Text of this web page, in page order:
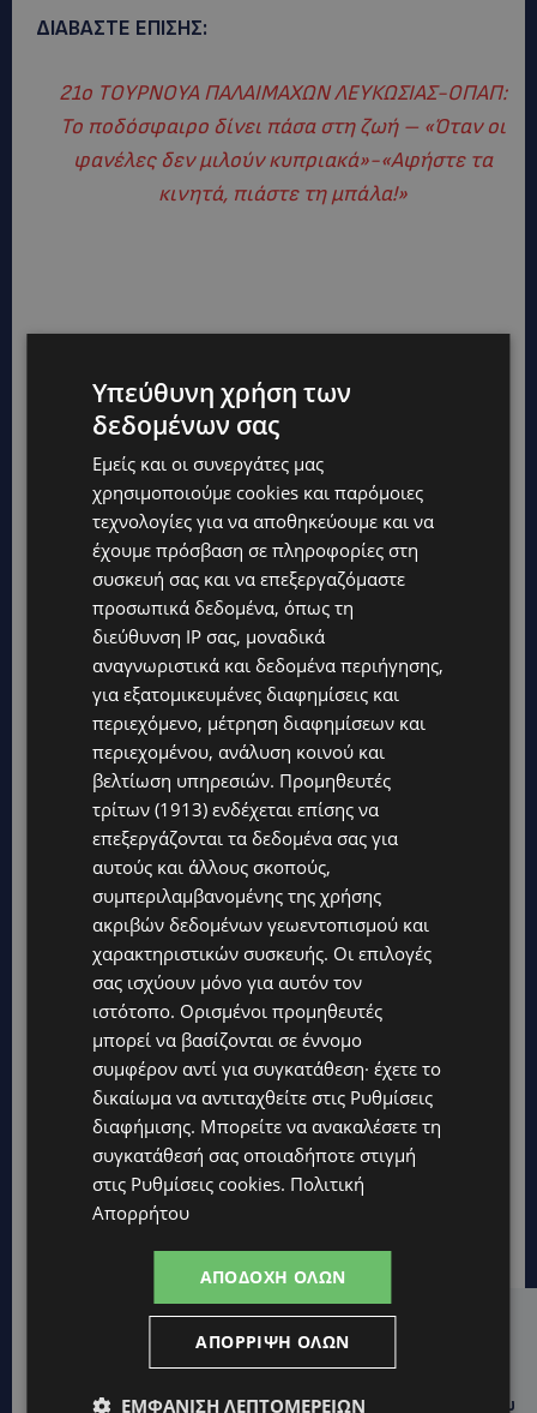
ΔΙΑΒΑΣΤΕ ΕΠΙΣΗΣ:
21ο ΤΟΥΡΝΟΥΑ ΠΑΛΑΙΜΑΧΩΝ ΛΕΥΚΩΣΙΑΣ-ΟΠΑΠ:
Το ποδόσφαιρο δίνει πάσα στη ζωή – «Όταν οι
φανέλες δεν μιλούν κυπριακά»-«Αφήστε τα
κινητά, πιάστε τη μπάλα!»
ΤΑΣΟΣ ΧΑΤΖΗΓΙΟΒΑΝΗΣ: Η συγκλονιστική ιστορία του
Υπεύθυνη χρήση των
δεδομένων σας
Εμείς και οι συνεργάτες μας
χρησιμοποιούμε cookies και παρόμοιες
τεχνολογίες για να αποθηκεύουμε και να
έχουμε πρόσβαση σε πληροφορίες στη
συσκευή σας και να επεξεργαζόμαστε
προσωπικά δεδομένα, όπως τη
διεύθυνση IP σας, μοναδικά
αναγνωριστικά και δεδομένα περιήγησης,
για εξατομικευμένες διαφημίσεις και
περιεχόμενο, μέτρηση διαφημίσεων και
περιεχομένου, ανάλυση κοινού και
βελτίωση υπηρεσιών. Προμηθευτές
τρίτων (1913) ενδέχεται επίσης να
επεξεργάζονται τα δεδομένα σας για
αυτούς και άλλους σκοπούς,
συμπεριλαμβανομένης της χρήσης
ακριβών δεδομένων γεωεντοπισμού και
χαρακτηριστικών συσκευής. Οι επιλογές
σας ισχύουν μόνο για αυτόν τον
ιστότοπο. Ορισμένοι προμηθευτές
μπορεί να βασίζονται σε έννομο
συμφέρον αντί για συγκατάθεση· έχετε το
δικαίωμα να αντιταχθείτε στις Ρυθμίσεις
διαφήμισης. Μπορείτε να ανακαλέσετε τη
συγκατάθεσή σας οποιαδήποτε στιγμή
στις Ρυθμίσεις cookies. Πολιτική
Απορρήτου
ΑΠΟΔΟΧΉ ΌΛΩΝ
ΑΠΌΡΡΙΨΗ ΌΛΩΝ
ΕΜΦΆΝΙΣΗ ΛΕΠΤΟΜΕΡΕΙΏΝ